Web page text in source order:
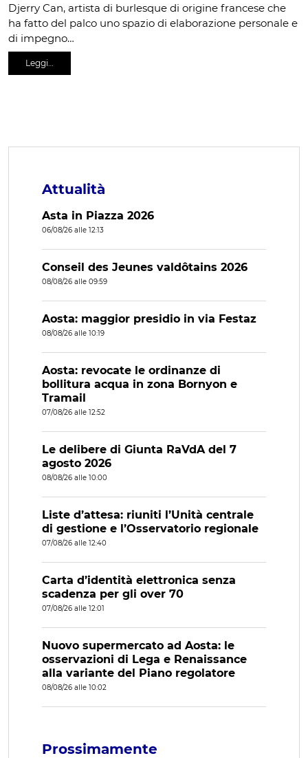
Djerry Can, artista di burlesque di origine francese che
ha fatto del palco uno spazio di elaborazione personale e
di impegno…
Leggi…
Attualità
Asta in Piazza 2026
06/08/26 alle 12:13
Conseil des Jeunes valdôtains 2026
08/08/26 alle 09:59
Aosta: maggior presidio in via Festaz
08/08/26 alle 10:19
Aosta: revocate le ordinanze di
bollitura acqua in zona Bornyon e
Tramail
07/08/26 alle 12:52
Le delibere di Giunta RaVdA del 7
agosto 2026
08/08/26 alle 10:00
Liste d’attesa: riuniti l’Unità centrale
di gestione e l’Osservatorio regionale
07/08/26 alle 12:40
Carta d’identità elettronica senza
scadenza per gli over 70
07/08/26 alle 12:01
Nuovo supermercato ad Aosta: le
osservazioni di Lega e Renaissance
alla variante del Piano regolatore
08/08/26 alle 10:02
Prossimamente